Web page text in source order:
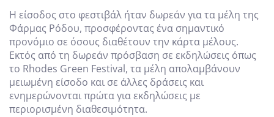
Η είσοδος στο φεστιβάλ ήταν δωρεάν για τα μέλη της
Φάρμας Ρόδου, προσφέροντας ένα σημαντικό
προνόμιο σε όσους διαθέτουν την κάρτα μέλους.
Εκτός από τη δωρεάν πρόσβαση σε εκδηλώσεις όπως
το Rhodes Green Festival, τα μέλη απολαμβάνουν
μειωμένη είσοδο και σε άλλες δράσεις και
ενημερώνονται πρώτα για εκδηλώσεις με
περιορισμένη διαθεσιμότητα.